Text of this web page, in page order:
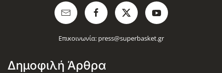
Επικοινωνία: press@superbasket.gr
Δημοφιλή Άρθρα